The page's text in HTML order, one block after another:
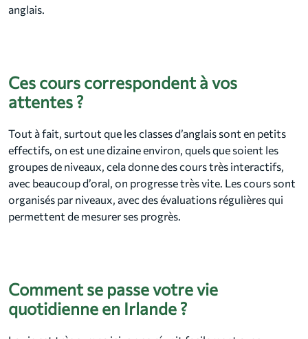
anglais.
Ces cours correspondent à vos
attentes ?
Tout à fait, surtout que les classes d’anglais sont en petits
effectifs, on est une dizaine environ, quels que soient les
groupes de niveaux, cela donne des cours très interactifs,
avec beaucoup d’oral, on progresse très vite. Les cours sont
organisés par niveaux, avec des évaluations régulières qui
permettent de mesurer ses progrès.
Comment se passe votre vie
quotidienne en Irlande ?